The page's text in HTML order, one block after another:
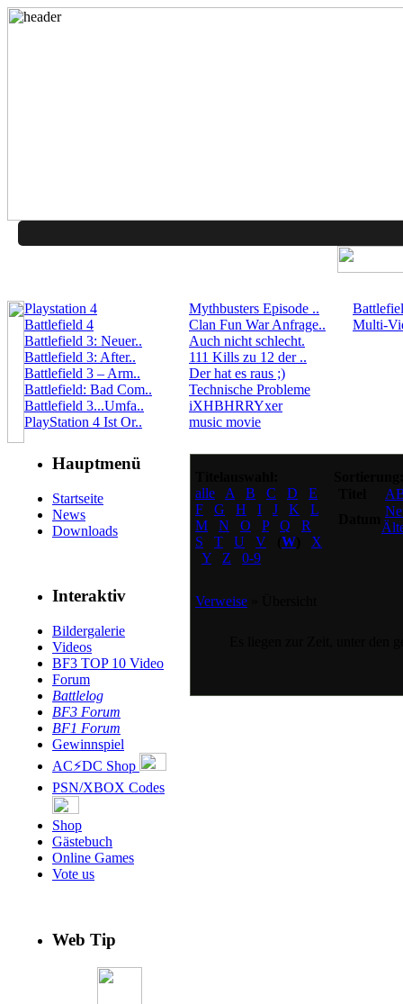
Playstation 4
Battlefield 4
Battlefield 3: Neuer..
Battlefield 3: After..
Battlefield 3 – Arm..
Battlefield: Bad Com..
Battlefield 3...Umfa..
PlayStation 4 Ist Or..
Mythbusters Episode ..
Clan Fun War Anfrage..
Auch nicht schlecht.
111 Kills zu 12 der ..
Der hat es raus ;)
Technische Probleme
iXHBHRRYxer
music movie
Multi-
Hauptmenü
Startseite
News
Downloads
Interaktiv
Bildergalerie
Videos
BF3 TOP 10 Video
Forum
Battlelog
BF3 Forum
BF1 Forum
Gewinnspiel
AC⚡DC Shop
PSN/XBOX Codes
Shop
Gästebuch
Online Games
Vote us
Web Tip
alle
A B C D
E
F
G H I J K
L
M
N O P Q
R
S
T U V W
X
Y
Z 0-9
Verweise